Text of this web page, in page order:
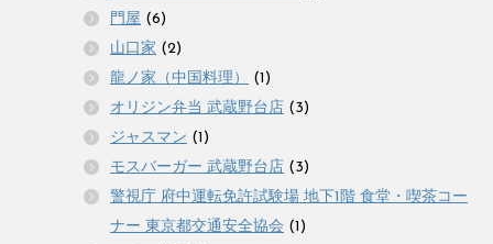
門屋 (6)
山口家 (2)
龍ノ家（中国料理）
(1)
オリジン弁当 武蔵野台店 (3)
ジャスマン (1)
モスバーガー 武蔵野台店 (3)
警視庁 府中運転免許試験場 地下1階 食堂・喫茶コー
ナー 東京都交通安全協会 (1)